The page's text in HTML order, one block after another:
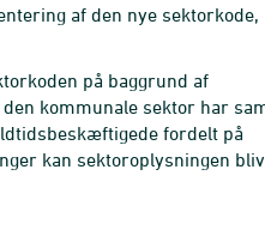
af den nye sektorkode,
på baggrund af
kommunale sektor har
fordelt på
kan sektoroplysningen